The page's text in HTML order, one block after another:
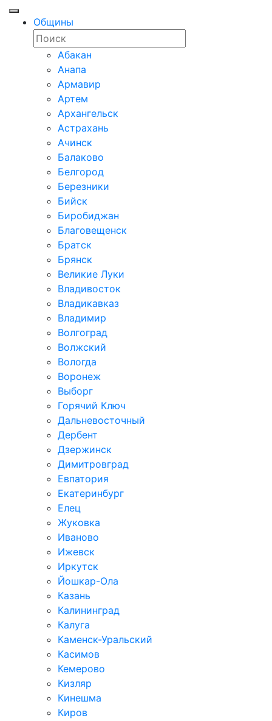
Общины
Абакан
Анапа
Армавир
Артем
Архангельск
Астрахань
Ачинск
Балаково
Белгород
Березники
Бийск
Биробиджан
Благовещенск
Братск
Брянск
Великие Луки
Владивосток
Владикавказ
Владимир
Волгоград
Волжский
Вологда
Воронеж
Выборг
Горячий Ключ
Дальневосточный
Дербент
Дзержинск
Димитровград
Евпатория
Екатеринбург
Елец
Жуковка
Иваново
Ижевск
Иркутск
Йошкар-Ола
Казань
Калининград
Калуга
Каменск-Уральский
Касимов
Кемерово
Кизляр
Кинешма
Киров